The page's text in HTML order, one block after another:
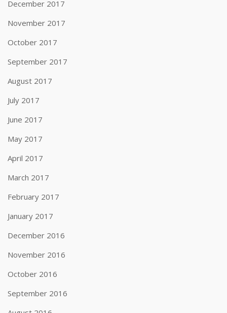
December 2017
November 2017
October 2017
September 2017
August 2017
July 2017
June 2017
May 2017
April 2017
March 2017
February 2017
January 2017
December 2016
November 2016
October 2016
September 2016